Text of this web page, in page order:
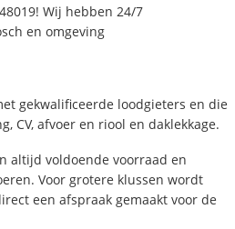
Wij hebben 24/7
en omgeving
gekwalificeerde loodgieters en die
CV, afvoer en riool en daklekkage.
altijd voldoende voorraad en
Voor grotere klussen wordt
een afspraak gemaakt voor de